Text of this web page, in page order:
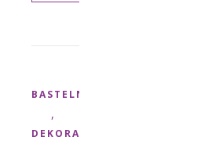
BASTELN
,
DEKORATION